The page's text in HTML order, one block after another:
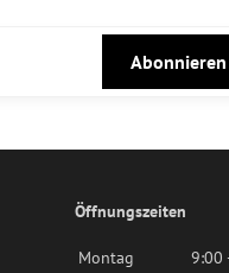
Abonnieren
Öffnungszeiten
Montag
9:00